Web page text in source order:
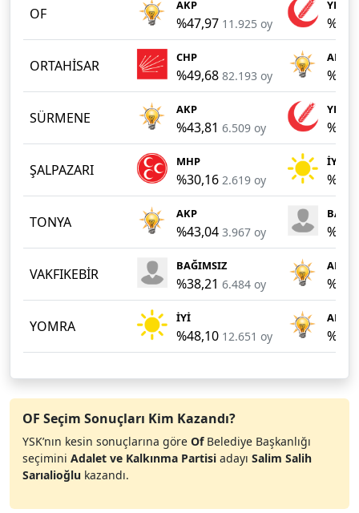
OF AKP
%47,97 11.925 oy
YRP
ORTAHİSAR CHP
%49,68 82.193 oy
AKP
SÜRMENE AKP
%43,81 6.509 oy
YRP
ŞALPAZARI MHP
%30,16 2.619 oy
İYİ
TONYA AKP
%43,04 3.967 oy
VAKFIKEBİR BAĞIMSIZ
%38,21 6.484 oy
AKP
YOMRA İYİ
%48,10 12.651 oy
AKP
OF Seçim Sonuçları Kim Kazandı?
YSK’nın kesin sonuçlarına göre OfBelediye Başkanlığı
seçimini Adalet ve Kalkınma Partisi adayı Salim Salih
Sarıalioğlu kazandı.